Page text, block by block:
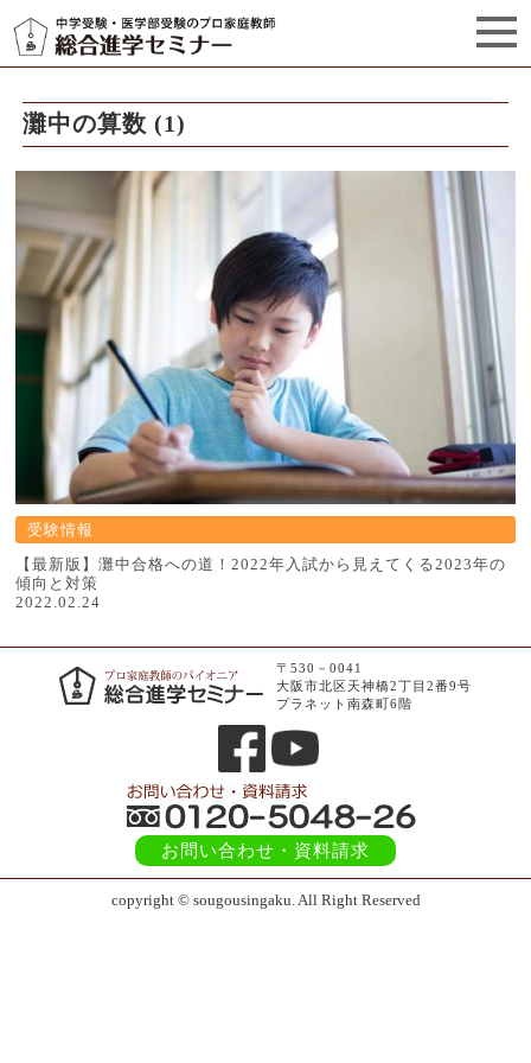
セミナーからのお知らせ（5）
灘中の算数 (1)
受験情報
【最新版】灘中合格への道！2022年入試から見えてくる2023年の
傾向と対策
2022.02.24
〒530－0041
大阪市北区天神橋2丁目2番9号
プラネット南森町6階
お問い合わせ ・資料請求
copyright © sougousingaku. All Right Reserved